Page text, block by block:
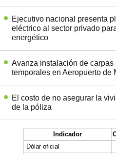
Ejecutivo nacional presenta
eléctrico al sector privado
energético
Avanza instalación de
temporales en Aeropuerto de
El costo de no asegurar la
de la póliza
Indicador
Dólar oficial